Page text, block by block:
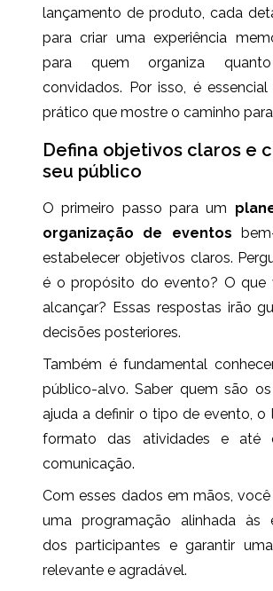
lançamento de produto, cada
para criar uma experiência
para quem organiza
convidados. Por isso, é
prático que mostre o caminho
Defina objetivos claros e
seu público
O primeiro passo para um
organização de eventos
estabelecer objetivos claros.
é o propósito do evento? O que
alcançar? Essas respostas irão
decisões posteriores.
Também é fundamental
público-alvo. Saber quem são
ajuda a definir o tipo de evento, o
formato das atividades e até
comunicação.
Com esses dados em mãos,
uma programação alinhada às
dos participantes e garantir
relevante e agradável.